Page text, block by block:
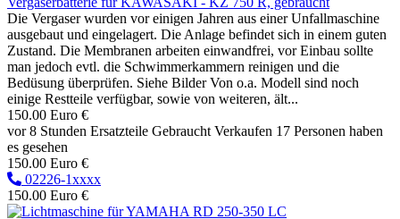
Die Vergaser wurden vor einigen Jahren aus einer Unfallmaschine
ausgebaut und eingelagert. Die Anlage befindet sich in einem guten
Zustand. Die Membranen arbeiten einwandfrei, vor Einbau sollte
man jedoch evtl. die Schwimmerkammern reinigen und die
Bedüsung überprüfen. Siehe Bilder Von o.a. Modell sind noch
einige Restteile verfügbar, sowie von weiteren, ält...
150.00 Euro €
vor 8 Stunden Ersatzteile Gebraucht Verkaufen 17 Personen haben
es gesehen
150.00 Euro €
02226-1xxxx
150.00 Euro €